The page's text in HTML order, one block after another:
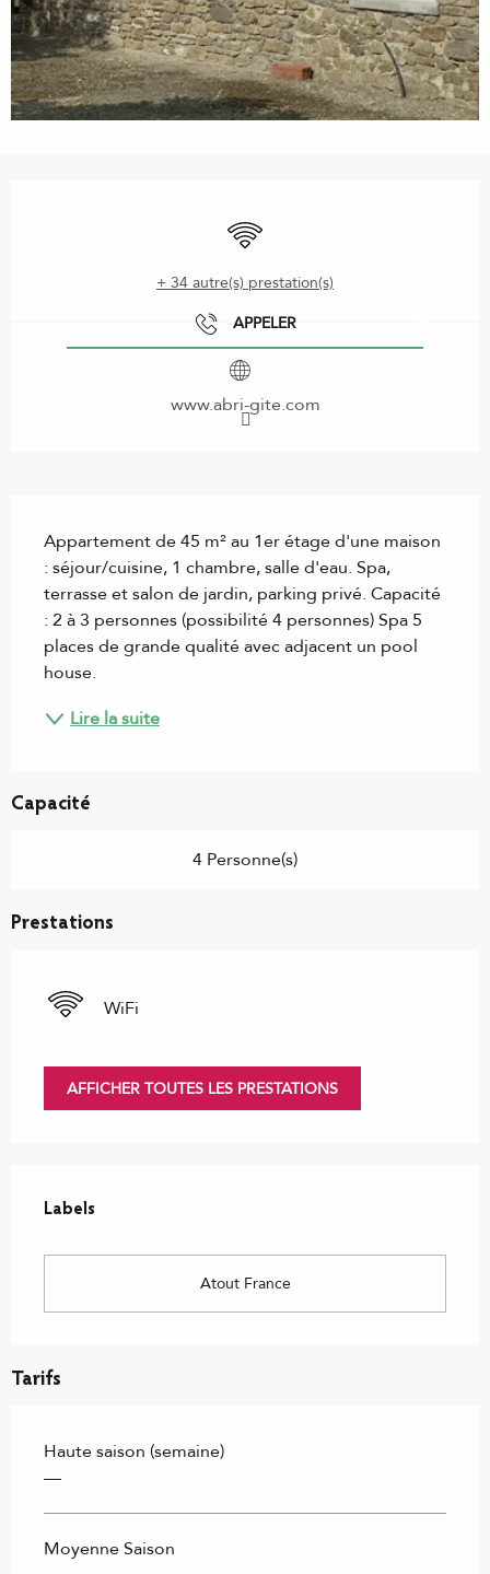
WiFi
+ 34 autre(s) prestation(s)
APPELER
www.abri-gite.com
Appartement de 45 m² au 1er étage d'une maison
: séjour/cuisine, 1 chambre, salle d'eau. Spa,
terrasse et salon de jardin, parking privé. Capacité
: 2 à 3 personnes (possibilité 4 personnes) Spa 5
places de grande qualité avec adjacent un pool
house.
Lire la suite
Capacité
4 Personne(s)
Prestations
WiFi
AFFICHER TOUTES LES PRESTATIONS
Labels
Labels
Atout France
Tarifs
Haute saison (semaine)
—
Moyenne Saison